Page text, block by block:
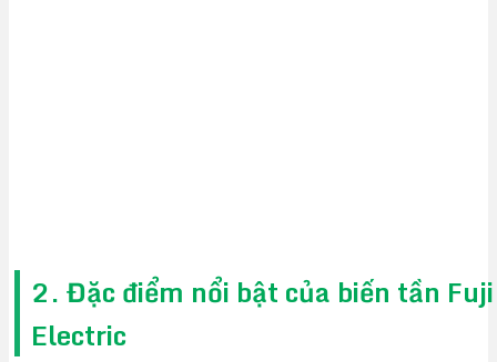
2. Đặc điểm nổi bật của biến tần Fuji
Electric